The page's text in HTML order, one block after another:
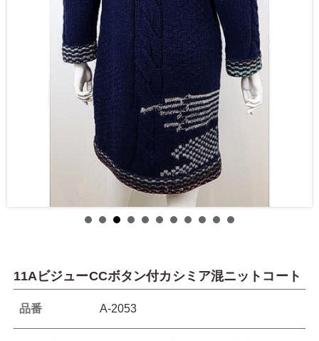
11AビジューCCボタン付カシミア混ニットコート
品番 A-2053